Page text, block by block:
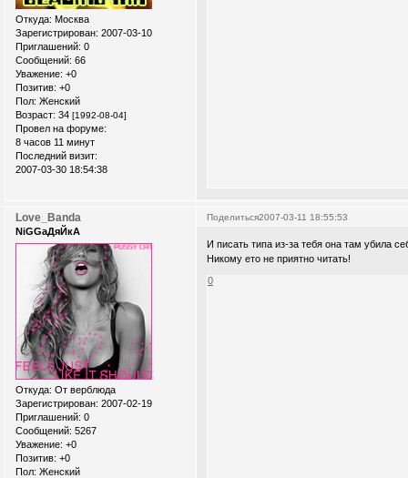
Откуда: Москва
Зарегистрирован: 2007-03-10
Приглашений: 0
Сообщений: 66
Уважение: +0
Позитив: +0
Пол: Женский
Возраст: 34 [1992-08-04]
Провел на форуме:
8 часов 11 минут
Последний визит:
2007-03-30 18:54:38
Поделиться2007-03-11 18:55:53
Love_Banda
NiGGaДяЙкА
Откуда: От верблюда
Зарегистрирован: 2007-02-19
Приглашений: 0
Сообщений: 5267
Уважение: +0
Позитив: +0
Пол: Женский
И писать типа из-за тебя она там убила
Никому ето не приятно читать!
0